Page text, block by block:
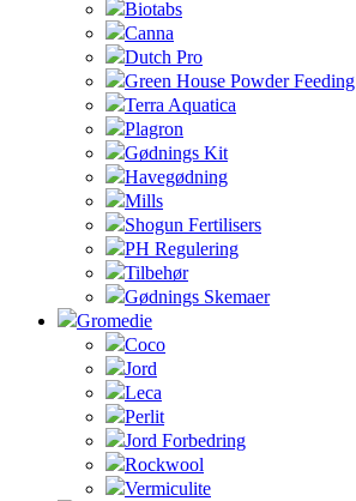
Biotabs
Canna
Dutch Pro
Green House Powder Feeding
Terra Aquatica
Plagron
Gødnings Kit
Havegødning
Mills
Shogun Fertilisers
PH Regulering
Tilbehør
Gødnings Skemaer
Gromedie
Coco
Jord
Leca
Perlit
Jord Forbedring
Rockwool
Vermiculite